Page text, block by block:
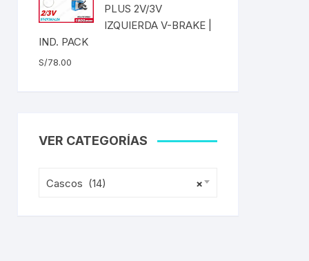
PLUS 2V/3V
IZQUIERDA V-BRAKE |
IND. PACK
S/78.00
VER CATEGORÍAS
×
Cascos (14)